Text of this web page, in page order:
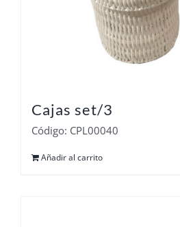
Cajas set/3
Código: CPL00040
Añadir al carrito